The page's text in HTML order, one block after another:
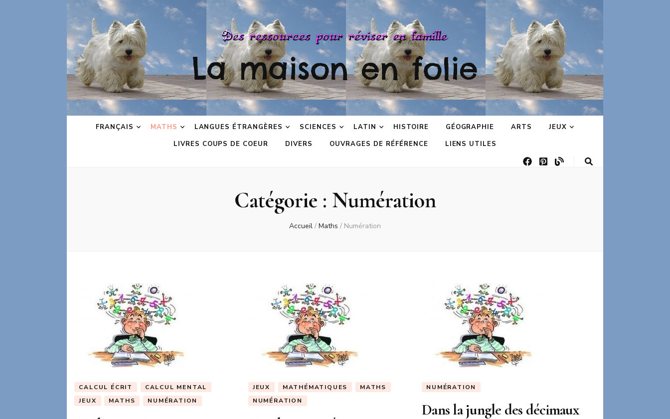
La maison en folie
FRANÇAIS MATHS LANGUES ÉTRANGÈRES SCIENCES LATIN HISTOIRE GÉOGRAPHIE ARTS
JEUX
LIVRES COUPS DE COEUR
DIVERS OUVRAGES DE RÉFÉRENCE LIENS UTILES
Catégorie : Numération
Accueil / Maths / Numération
CALCUL ÉCRIT
CALCUL MENTAL
JEUX
MATHS NUMÉRATION
JEUX MATHÉMATIQUES
MATHS
NUMÉRATION
NUMÉRATION
Dans la jungle des décimaux